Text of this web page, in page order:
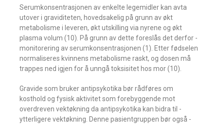
Serumkonsentrasjonen av enkelte legemidler kan avta
utover i graviditeten, hovedsakelig på grunn av økt
metabolisme i leveren, økt utskilling via nyrene og økt
plasma volum (10). På grunn av dette ­foreslås det ­derfor ­
monitorering av ­serumkonsentrasjonen (1). Etter fødselen
normaliseres kvinnens ­metabolisme raskt, og dosen må
trappes ned igjen for å unngå ­toksisitet hos mor (10).
Gravide som bruker antipsykotika bør rådføres om
kosthold og fysisk aktivitet som forebyggende mot
overdreven vektøkning da antipsykotika kan bidra til ­
ytterligere ­vekt­økning. Denne pasientgruppen bør også ­